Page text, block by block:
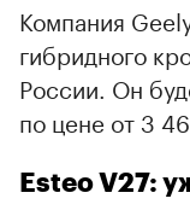
Компания
гибридного
России. Он
по цене от 3
Esteo V27: